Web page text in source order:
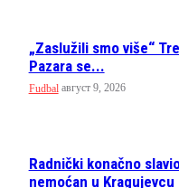
„Zaslužili smo više“
Pazara se...
Fudbal август 9, 2026
Radnički konačno
nemoćan u Kragujevcu